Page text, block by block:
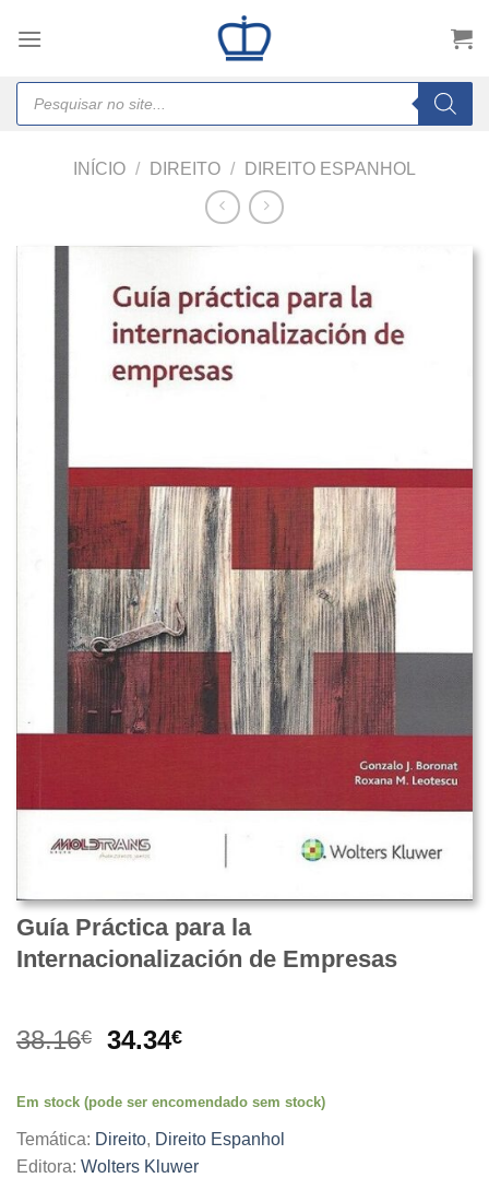
Products
search
INÍCIO / DIREITO / DIREITO ESPANHOL
Guía Práctica para la
Internacionalización de Empresas
38.16€
O
original
38.16€.
34.34€O
atual
34.34€.
Em stock (pode ser encomendado sem stock)
Temática: Direito, Direito Espanhol
Editora: Wolters Kluwer